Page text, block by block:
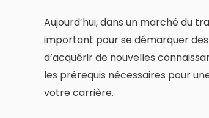
Aujourd’hui, dans un marché du
important pour se démarquer
d’acquérir de nouvelles
les prérequis nécessaires pour
votre carrière.